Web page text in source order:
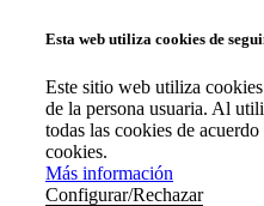
Esta web utiliza cookies de
Este sitio web utiliza
de la persona usuaria. Al
todas las cookies de
cookies.
Más información
Configurar/Rechazar